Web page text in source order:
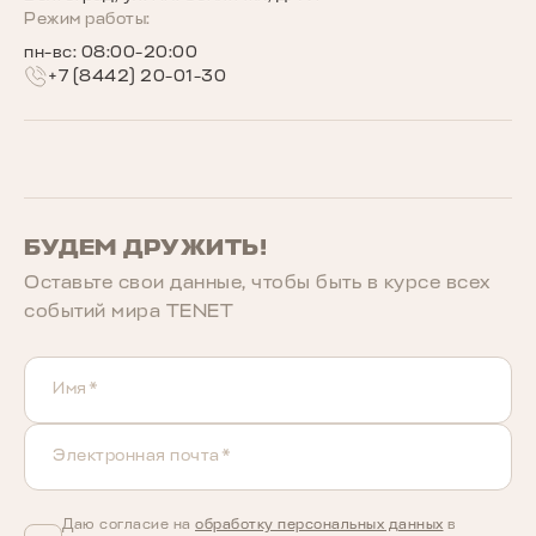
Беговое сообщество TENET
БУДЕМ ДРУЖИТЬ!
Оставьте свои данные, чтобы быть в курcе всех
событий мира TENET
Имя*
Электронная почта*
Даю согласие на обработку персональных данных в
Режим работы:
пн-вс: 08:00-20:00
+7 (8442) 20-01-30